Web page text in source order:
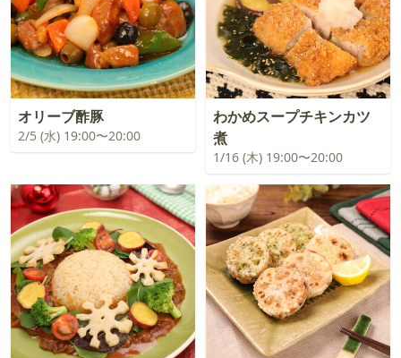
オリーブ酢豚
2/5 (水) 19:00〜20:00
わかめスープチキンカツ
煮
1/16 (木) 19:00〜20:00